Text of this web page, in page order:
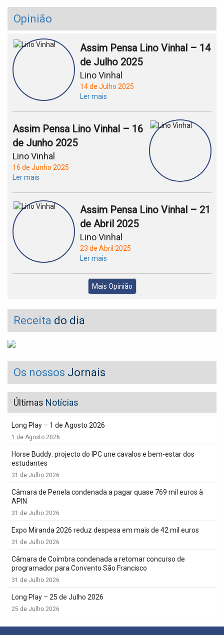
Opinião
Assim Pensa Lino Vinhal – 14
de Julho 2025
Lino Vinhal
14 de Julho 2025
Ler mais
Assim Pensa Lino Vinhal – 16
de Junho 2025
Lino Vinhal
16 de Junho 2025
Ler mais
Assim Pensa Lino Vinhal – 21
de Abril 2025
Lino Vinhal
23 de Abril 2025
Ler mais
Mais Opinião
Receita do dia
Os nossos Jornais
Últimas Notícias
Long Play – 1 de Agosto 2026
1 de Agosto 2026
Horse Buddy: projecto do IPC une cavalos e bem-estar dos
estudantes
31 de Julho 2026
Câmara de Penela condenada a pagar quase 769 mil euros à
APIN
31 de Julho 2026
Expo Miranda 2026 reduz despesa em mais de 42 mil euros
31 de Julho 2026
Câmara de Coimbra condenada a retomar concurso de
programador para Convento São Francisco
31 de Julho 2026
Long Play – 25 de Julho 2026
25 de Julho 2026